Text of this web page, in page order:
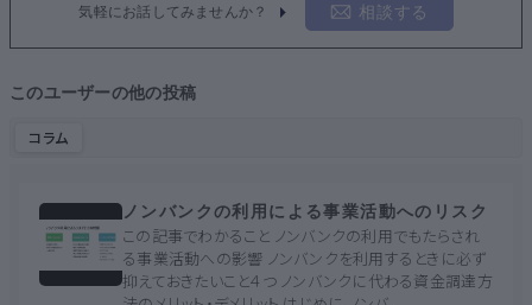
気軽にお話してみませんか？ 相談する
このユーザーの他の投稿
コラム
ノンバンクの利用による事業活動へのリスク
この記事でわかること ノンバンクの利用でもたらされ
る事業活動への影響 ノンバンクを利用するときに必ず
抑えておきたいこと４つ ノンバンクに代わる資金調達方